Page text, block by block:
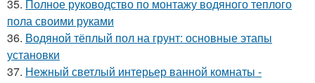
35. Полное руководство по монтажу водяного теплого
пола своими руками
36. Водяной тёплый пол на грунт: основные этапы
установки
37. Нежный светлый интерьер ванной комнаты -